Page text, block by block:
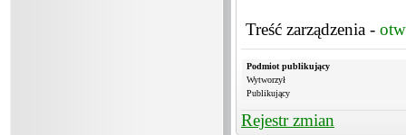
Treść zarządzenia -
Podmiot publikujący
Wytworzył
Publikujący
Rejestr zmian